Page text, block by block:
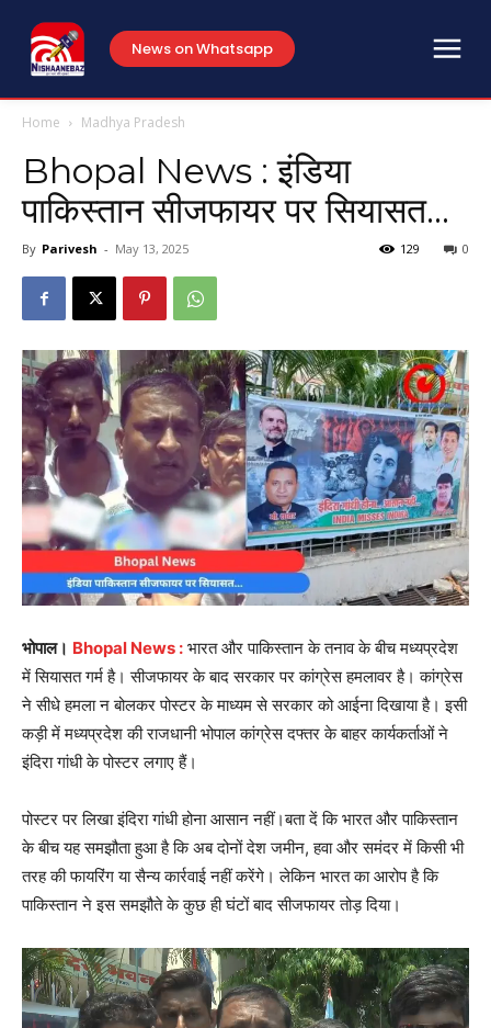
News on Whatsapp
Home Madhya Pradesh
Bhopal News : इंडिया
पाकिस्तान सीजफायर पर सियासत…
By Parivesh - May 13, 2025 0
129
भोपाल। Bhopal News : भारत और पाकिस्तान के तनाव के बीच मध्यप्रदेश
में सियासत गर्म है। सीजफायर के बाद सरकार पर कांग्रेस हमलावर है। कांग्रेस
ने सीधे हमला न बोलकर पोस्टर के माध्यम से सरकार को आईना दिखाया है। इसी
कड़ी में मध्यप्रदेश की राजधानी भोपाल कांग्रेस दफ्तर के बाहर कार्यकर्ताओं ने
इंदिरा गांधी के पोस्टर लगाए हैं।
पोस्टर पर लिखा इंदिरा गांधी होना आसान नहीं।बता दें कि भारत और पाकिस्तान
के बीच यह समझौता हुआ है कि अब दोनों देश जमीन, हवा और समंदर में किसी भी
तरह की फायरिंग या सैन्य कार्रवाई नहीं करेंगे। लेकिन भारत का आरोप है कि
पाकिस्तान ने इस समझौते के कुछ ही घंटों बाद सीजफायर तोड़ दिया।
Video
Player